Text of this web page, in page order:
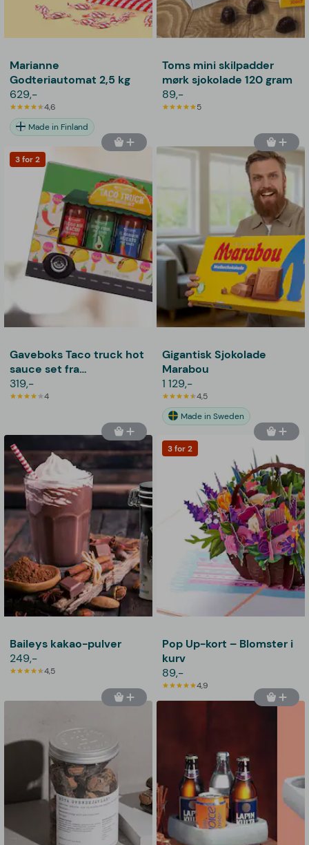
Marianne
Godteriautomat 2,5 kg
629,-
4,6
Made in Finland
Toms mini skilpadder
mørk sjokolade 120 gram
89,-
5
3 for 2
Gaveboks Taco truck hot
sauce set fra
Thoughtfully
319,-
4
Gigantisk Sjokolade
Marabou
1 129,-
4,5
Made in Sweden
Baileys kakao-pulver
249,-
4,5
3 for 2
Pop Up-kort – Blomster i
kurv
89,-
4,9